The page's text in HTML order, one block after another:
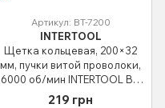
Артикул: BT-7200
INTERTOOL
Щетка кольцевая, 200×32
мм, пучки витой проволоки,
6000 об/мин INTERTOOL BT-
7200
219 грн